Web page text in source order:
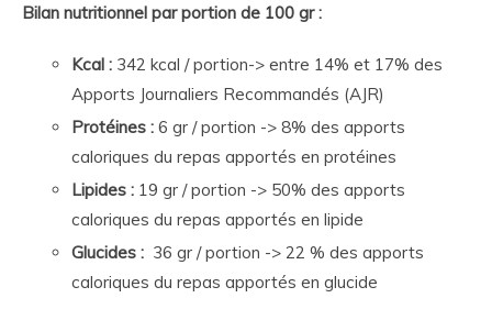
Bilan nutritionnel par portion de 100 gr :
Kcal : 342 kcal / portion-> entre 14% et 17% des
Apports Journaliers Recommandés (AJR)
Protéines : 6 gr / portion -> 8% des apports
caloriques du repas apportés en protéines
Lipides : 19 gr / portion -> 50% des apports
caloriques du repas apportés en lipide
Glucides : 36 gr / portion -> 22 % des apports
caloriques du repas apportés en glucide